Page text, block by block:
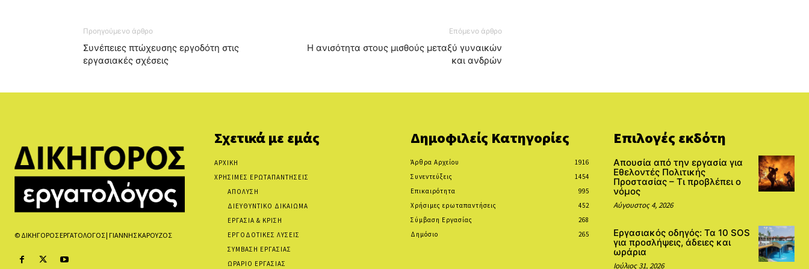
Προηγούμενο άρθρο
Συνέπειες πτώχευσης εργοδότη στις
εργασιακές σχέσεις
Επόμενο άρθρο
Η ανισότητα στους μισθούς μεταξύ γυναικών
και ανδρών
© ΔΙΚΗΓΟΡΟΣ ΕΡΓΑΤΟΛΟΓΟΣ | ΓΙΑΝΝΗΣ ΚΑΡΟΥΖΟΣ
Σχετικά με εμάς
ΑΡΧΙΚΗ
ΧΡΗΣΙΜΕΣ ΕΡΩΤΑΠΑΝΤΗΣΕΙΣ
ΑΠΟΛΥΣΗ
ΔΙΕΥΘΥΝΤΙΚΟ ΔΙΚΑΙΩΜΑ
ΕΡΓΑΣΙΑ & ΚΡΙΣΗ
ΕΡΓΟΔΟΤΙΚΕΣ ΛΥΣΕΙΣ
ΣΥΜΒΑΣΗ ΕΡΓΑΣΙΑΣ
ΩΡΑΡΙΟ ΕΡΓΑΣΙΑΣ
Δημοφιλείς Κατηγορίες
Άρθρα Αρχείου
1916
Συνεντεύξεις
1454
Επικαιρότητα
995
Χρήσιμες ερωταπαντήσεις
452
Σύμβαση Εργασίας
268
Δημόσιο
265
Επιλογές εκδότη
Απουσία από την εργασία για
Εθελοντές Πολιτικής
Προστασίας – Τι προβλέπει ο
νόμος
Αύγουστος 4, 2026
Εργασιακός οδηγός: Τα 10 SOS
για προσλήψεις, άδειες και
ωράρια
Ιούλιος 31, 2026